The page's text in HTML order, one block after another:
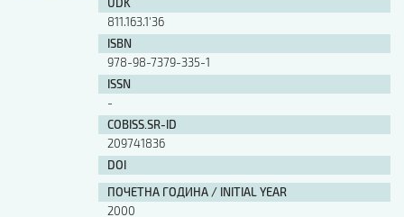
811.163.1'36
ISBN
978-98-7379-335-1
ISSN
-
COBISS.SR-ID
209741836
DOI
ПОЧЕТНА ГОДИНА / INITIAL YEAR
2000